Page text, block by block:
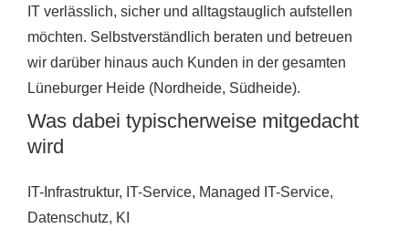
IT verlässlich, sicher und alltagstauglich aufstellen
möchten. Selbstverständlich beraten und betreuen
wir darüber hinaus auch Kunden in der gesamten
Lüneburger Heide (Nordheide, Südheide).
Was dabei typischerweise mitgedacht
wird
IT-Infrastruktur, IT-Service, Managed IT-Service,
Datenschutz, KI